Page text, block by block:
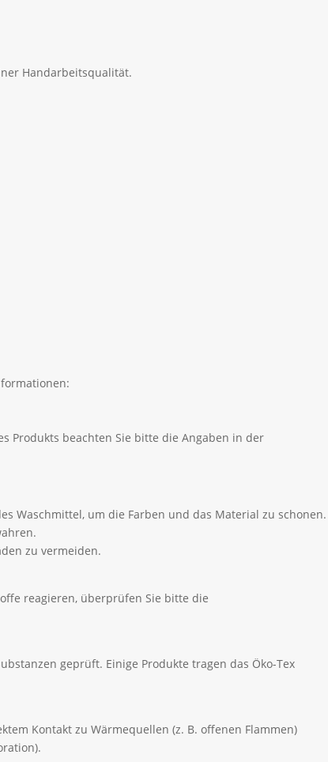
Handarbeitsqualität.
Produkts beachten Sie bitte die Angaben in der
Waschmittel, um die Farben und das Material zu schonen.
zu vermeiden.
reagieren, überprüfen Sie bitte die
geprüft. Einige Produkte tragen das Öko-Tex
Kontakt zu Wärmequellen (z. B. offenen Flammen)